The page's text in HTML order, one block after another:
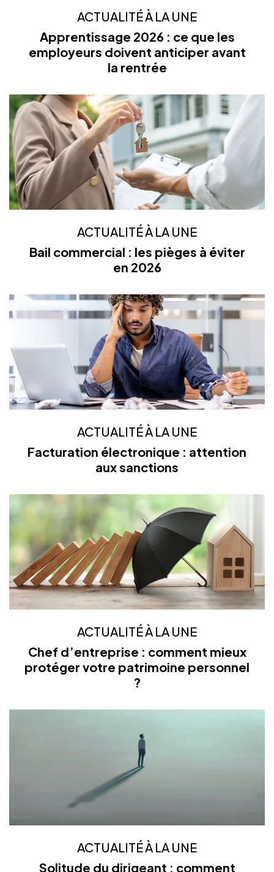
ACTUALITÉ À LA UNE
Apprentissage 2026 : ce que les
employeurs doivent anticiper avant
la rentrée
ACTUALITÉ À LA UNE
Bail commercial : les pièges à éviter
en 2026
ACTUALITÉ À LA UNE
Facturation électronique : attention
aux sanctions
ACTUALITÉ À LA UNE
Chef d’entreprise : comment mieux
protéger votre patrimoine personnel
?
ACTUALITÉ À LA UNE
Solitude du dirigeant : comment